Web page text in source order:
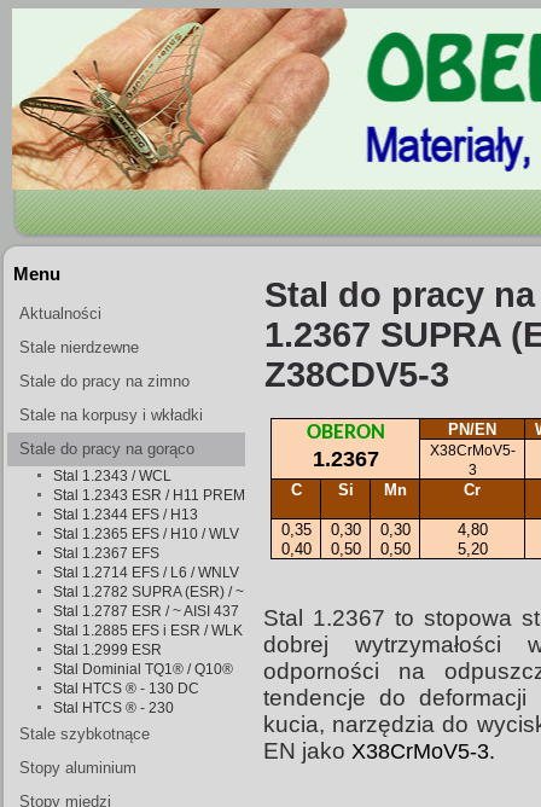
Menu
Aktualności
Stale nierdzewne
Stale do pracy na zimno
Stale na korpusy i wkładki
form wtryskowych
Stale do pracy na gorąco
Stal 1.2343 / WCL
Stal 1.2343 ESR / H11 PREMIUM
Stal 1.2344 EFS / H13
Stal 1.2365 EFS / H10 / WLV
Stal 1.2367 EFS
Stal 1.2714 EFS / L6 / WNLV
Stal 1.2782 SUPRA (ESR) / ~ 1.4841 ESR
Stal 1.2787 ESR / ~ AISI 437
Stal 1.2885 EFS i ESR / WLK i WLKż
Stal 1.2999 ESR
Stal Dominial TQ1® / Q10®
Stal HTCS ® - 130 DC
Stal HTCS ® - 230
Stale szybkotnące
Stopy aluminium
Stopy miedzi
Stal do pracy
1.2367 SUPRA
Z38CDV5-3
OBERON
1.2367
PN/EN
X38CrMoV5-
3
C Si Mn Cr
0,35
0,40
0,30
0,50
0,30
0,50
4,80
5,20
Stal 1.2367 to stopowa
dobrej wytrzymałości
odporności na
tendencje do
kucia, narzędzia do
EN jako X38CrMoV5-3.